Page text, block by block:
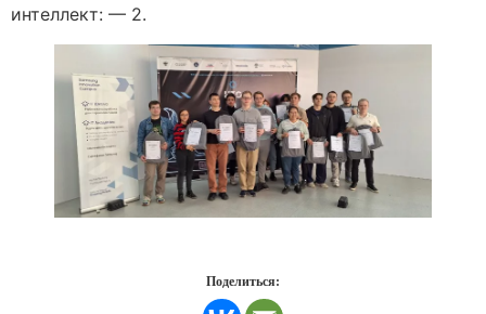
интеллект: — 2.
Поделиться: